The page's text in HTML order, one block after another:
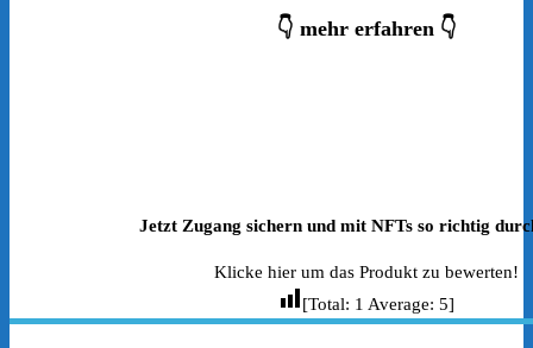
👇 mehr erfahren 👇
Jetzt Zugang sichern und mit NFTs so richtig
Klicke hier um das Produkt zu bewerten!
[Total: 1 Average: 5]